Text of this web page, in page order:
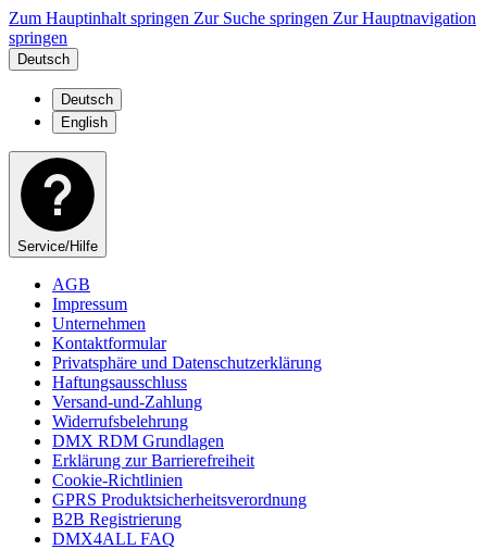
Zum Hauptinhalt springen Zur Suche springen Zur Hauptnavigation
springen
Deutsch
Deutsch
English
Service/Hilfe
AGB
Impressum
Unternehmen
Kontaktformular
Privatsphäre und Datenschutzerklärung
Haftungsausschluss
Versand-und-Zahlung
Widerrufsbelehrung
DMX RDM Grundlagen
Erklärung zur Barrierefreiheit
Cookie-Richtlinien
GPRS Produktsicherheitsverordnung
B2B Registrierung
DMX4ALL FAQ